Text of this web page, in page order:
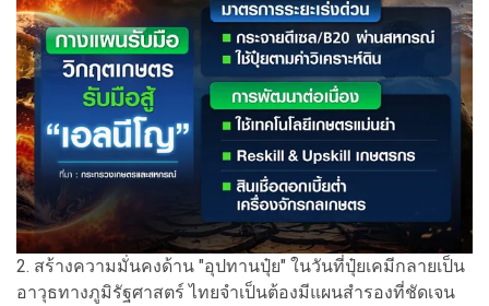
2. สร้างความมั่นคงด้าน "อุปทานปุ๋ย" ในวันที่ปุ๋ยเคมีกลายเป็น
อาวุธทางภูมิรัฐศาสตร์ ไทยจำเป็นต้องมีแผนสำรองที่ชัดเจน